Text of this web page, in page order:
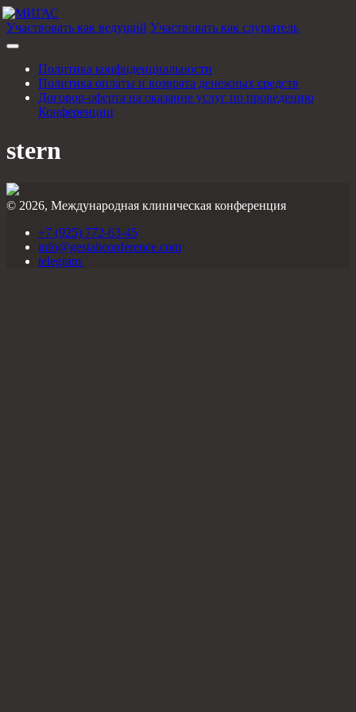
Участвовать как ведущий Участвовать как слушатель
Политика конфиденциальности
Политика оплаты и возврата денежных средств
Договор-оферта на оказание услуг по проведению
Конференции
stern
© 2026, Международная клиническая конференция
+7 (925) 772-63-45
info@gestaltconference.com
telegram